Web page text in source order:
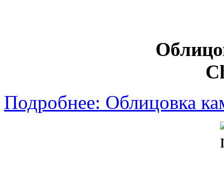
Подробнее: Облицовка